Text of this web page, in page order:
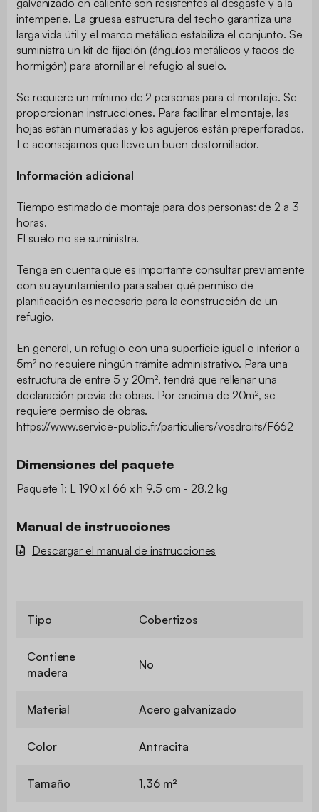
intemperie. La gruesa estructura del techo garantiza una
larga vida útil y el marco metálico estabiliza el conjunto. Se
suministra un kit de fijación (ángulos metálicos y tacos de
hormigón) para atornillar el refugio al suelo.
Se requiere un mínimo de 2 personas para el montaje. Se
proporcionan instrucciones. Para facilitar el montaje, las
hojas están numeradas y los agujeros están preperforados.
Le aconsejamos que lleve un buen destornillador.
Información adicional
Tiempo estimado de montaje para dos personas: de 2 a 3
horas.
El suelo no se suministra.
Tenga en cuenta que es importante consultar previamente
con su ayuntamiento para saber qué permiso de
planificación es necesario para la construcción de un
refugio.
En general, un refugio con una superficie igual o inferior a
5m² no requiere ningún trámite administrativo. Para una
estructura de entre 5 y 20m², tendrá que rellenar una
declaración previa de obras. Por encima de 20m², se
requiere permiso de obras.
https://www.service-public.fr/particuliers/vosdroits/F662
Dimensiones del paquete
Paquete 1: L 190 x l 66 x h 9.5 cm - 28.2 kg
Manual de instrucciones
Descargar el manual de instrucciones
Tipo Cobertizos
Contiene
madera
No
Material Acero galvanizado
Color Antracita
Tamaño 1,36 m²